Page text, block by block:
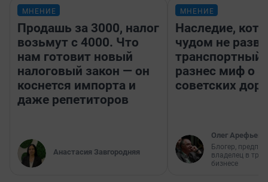
МНЕНИЕ
Продашь за 3000, налог
возьмут с 4000. Что
нам готовит новый
налоговый закон — он
коснется импорта и
даже репетиторов
Анастасия Завгородняя
МНЕНИЕ
Наследие,
чудом не
транспортный
разнес миф о
советских
Олег Арефьев
Блогер,
владелец в
бизнесе